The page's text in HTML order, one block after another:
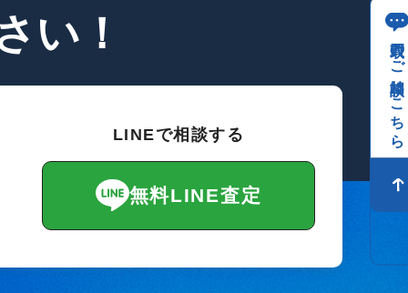
い！
LINEで相談する
無料LINE査定
買取のご相談はこちら